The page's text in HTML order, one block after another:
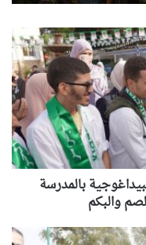
بالمدرسة
والبكم